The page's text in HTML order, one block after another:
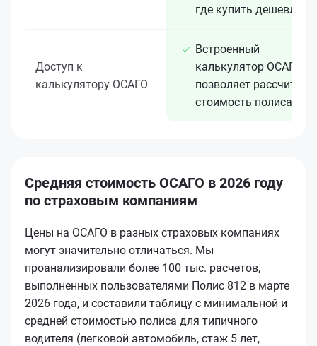
где купить дешевле
Доступ к
калькулятору ОСАГО
Встроенный
калькулятор ОСАГО
позволяет рассчитать
стоимость полиса
Средняя стоимость ОСАГО в 2026 году
по страховым компаниям
Цены на ОСАГО в разных страховых компаниях
могут значительно отличаться. Мы
проанализировали более 100 тыс. расчетов,
выполненных пользователями Полис 812 в марте
2026 года, и составили таблицу с минимальной и
средней стоимостью полиса для типичного
водителя (легковой автомобиль, стаж 5 лет,